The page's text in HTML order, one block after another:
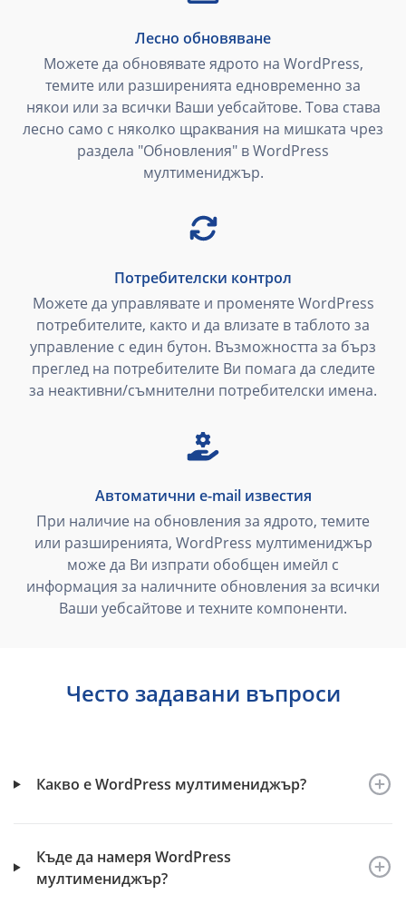
Лесно обновяване
Можете да обновявате ядрото на WordPress,
темите или разширенията едновременно за
някои или за всички Ваши уебсайтове. Това става
лесно само с няколко щраквания на мишката чрез
раздела "Обновления" в WordPress
мултимениджър.
Потребителски контрол
Можете да управлявате и променяте WordPress
потребителите, както и да влизате в таблото за
управление с един бутон. Възможността за бърз
преглед на потребителите Ви помага да следите
за неактивни/съмнителни потребителски имена.
Автоматични e-mail известия
При наличие на обновления за ядрото, темите
или разширенията, WordPress мултимениджър
може да Ви изпрати обобщен имейл с
информация за наличните обновления за всички
Ваши уебсайтове и техните компоненти.
Често задавани въпроси
Какво е WordPress мултимениджър?
Къде да намеря WordPress
мултимениджър?